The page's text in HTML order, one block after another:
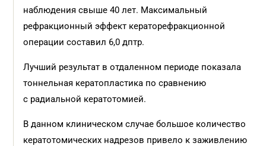
наблюдения свыше 40 лет. Максимальный
рефракционный эффект кераторефракционной
операции составил 6,0 дптр.
Лучший результат в отдаленном периоде показала
тоннельная кератопластика по сравнению
с радиальной кератотомией.
В данном клиническом случае большое количество
кератотомических надрезов привело к заживлению